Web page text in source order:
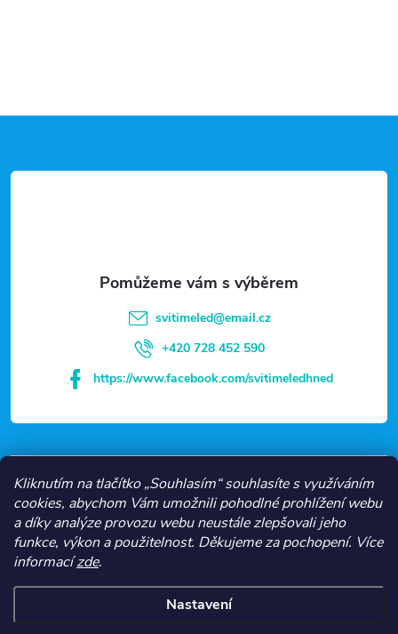
Kliknutím na tlačítko „Souhlasím“ souhlasíte s využíváním
cookies, abychom Vám umožnili pohodlné prohlížení webu
a díky analýze provozu webu neustále zlepšovali jeho
funkce, výkon a použitelnost. Děkujeme za pochopení. Více
informacízde.
Nastavení
á
VŠE O NÁKUPU
NEJČASTĚJŠÍ KATEGORIE
svitimeled@email.cz
+420 728 452 590
https://www.facebook.com/svitimeledhned